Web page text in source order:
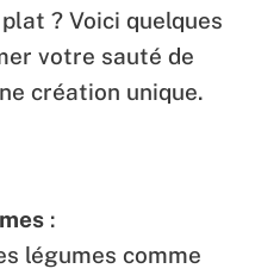
? Voici quelques
votre sauté de
création unique.
:
légumes comme